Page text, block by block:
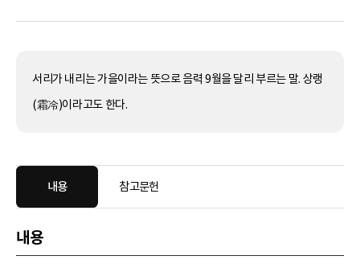
서리가 내리는 가을이라는 뜻으로 음력 9월을 달리 부르는 말. 상랭
(霜冷)이라고도 한다.
내용 참고문헌
내용